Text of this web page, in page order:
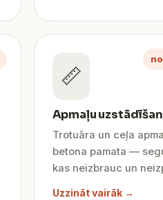
📏
Apmaļu
Trotuāra un ceļa
betona pamata —
kas neizbrauc un
Uzzināt vairāk →